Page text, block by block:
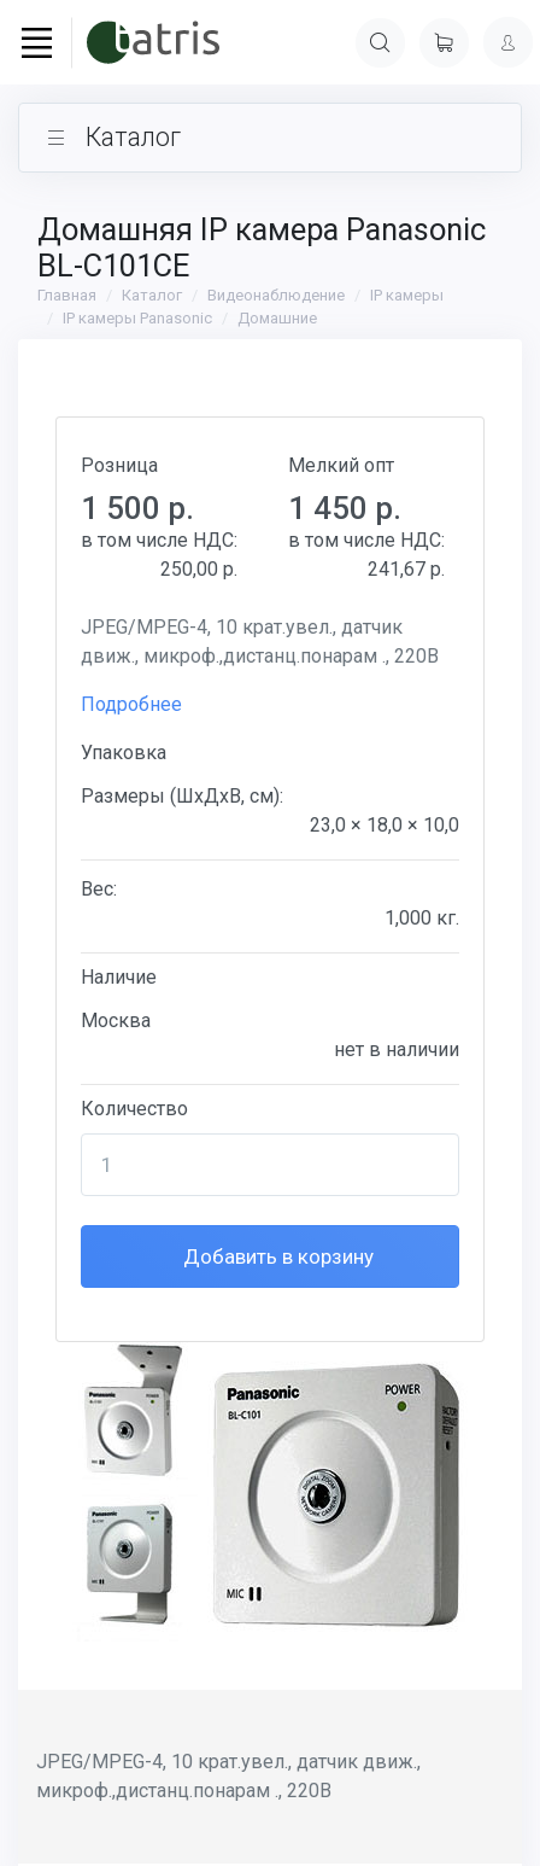
Каталог
Домашняя IP камера Panasonic
BL-C101CE
Главная Каталог Видеонаблюдение
IP камеры
IP камеры Panasonic
Домашние
Розница
1 500 р.
в том числе НДС:
250,00 р.
Мелкий опт
1 450 р.
в том числе НДС:
241,67 р.
JPEG/MPEG-4, 10 крат.увел., датчик
движ., микроф.,дистанц.понарам ., 220В
Подробнее
Упаковка
Размеры (ШхДхВ, см):
23,0 × 18,0 × 10,0
Вес:
1,000 кг.
Наличие
Москва
нет в наличии
Количество
Добавить в корзину
JPEG/MPEG-4, 10 крат.увел., датчик движ.,
микроф.,дистанц.понарам ., 220В